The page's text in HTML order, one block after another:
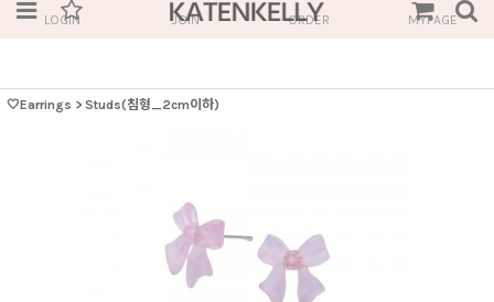
LOGIN JOIN ORDER MYPAGE
🤍Earrings > Studs(침형_2cm이하)